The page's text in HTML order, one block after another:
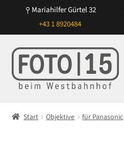
Mariahilfer Gürtel 32
+43 1 8920484
Zur
Navigation
springen
Zum
Inhalt
springen
Start Objektive für Panasonic